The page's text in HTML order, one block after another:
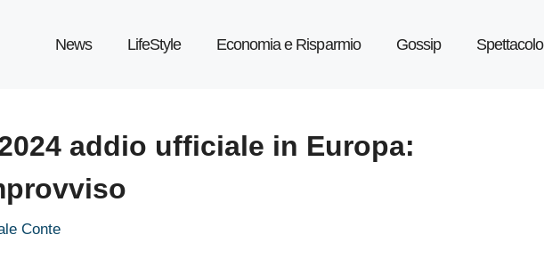
News LifeStyle Economia e Risparmio Gossip Spettacolo
addio ufficiale in Europa:
Conte